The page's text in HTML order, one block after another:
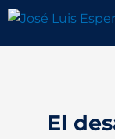
contenido
El